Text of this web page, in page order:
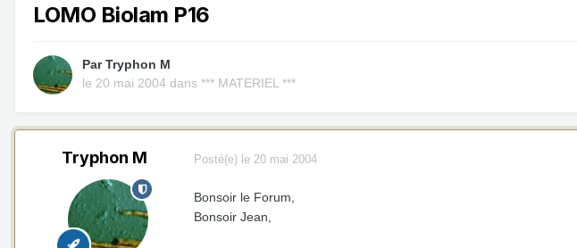
LOMO Biolam P16
ParTryphon M
le 20 mai 2004 dans *** MATERIEL ***
Tryphon M Posté(e) le 20 mai 2004
Bonsoir le Forum,
Bonsoir Jean,